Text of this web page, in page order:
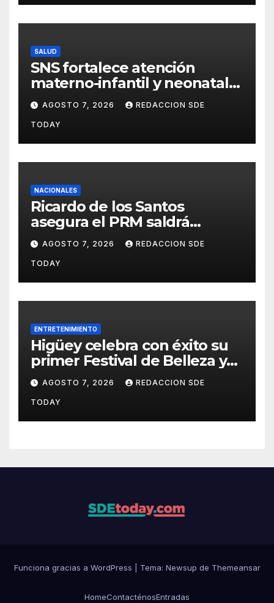
SALUD
SNS fortalece atención
materno-infantil y neonatal
con nuevas estrategias y
avances en la Red Pública de
Salud
AGOSTO 7, 2026 REDACCION SDE
TODAY
NACIONALES
Ricardo de los Santos
asegura el PRM saldrá
fortalecido del proceso
interno para escoger nuevas
autoridades
AGOSTO 7, 2026 REDACCION SDE
TODAY
ENTRETENIMIENTO
Higüey celebra con éxito su
primer Festival de Belleza y
Emprendimiento
AGOSTO 7, 2026 REDACCION SDE
TODAY
Funciona gracias a WordPress Tema: Newsup de Themeansar
HomeContacténosEntradas